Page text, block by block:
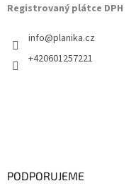
Registrovaný plátce DPH
info@planika.cz
+420601257221
PODPORUJEME